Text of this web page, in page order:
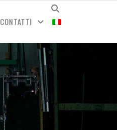
CONTATTI